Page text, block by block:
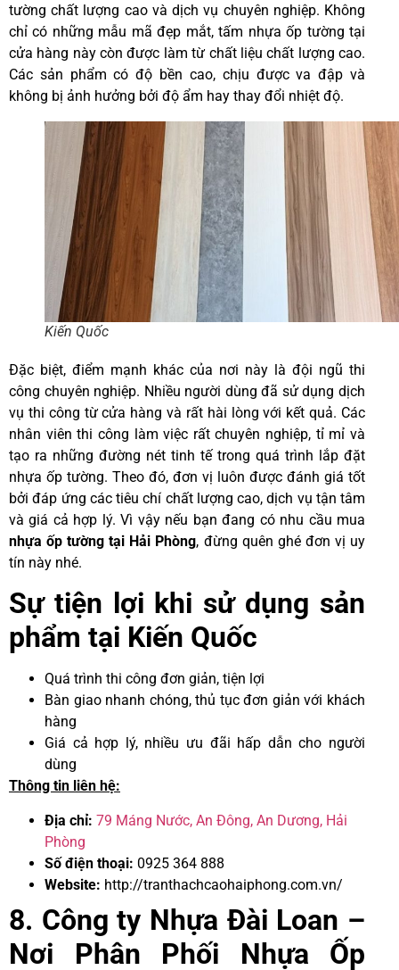
tường chất lượng cao và dịch vụ chuyên nghiệp. Không
chỉ có những mẫu mã đẹp mắt, tấm nhựa ốp tường tại
cửa hàng này còn được làm từ chất liệu chất lượng cao.
Các sản phẩm có độ bền cao, chịu được va đập và
không bị ảnh hưởng bởi độ ẩm hay thay đổi nhiệt độ.
Kiến Quốc
Đặc biệt, điểm mạnh khác của nơi này là đội ngũ thi
công chuyên nghiệp. Nhiều người dùng đã sử dụng dịch
vụ thi công từ cửa hàng và rất hài lòng với kết quả. Các
nhân viên thi công làm việc rất chuyên nghiệp, tỉ mỉ và
tạo ra những đường nét tinh tế trong quá trình lắp đặt
nhựa ốp tường. Theo đó, đơn vị luôn được đánh giá tốt
bởi đáp ứng các tiêu chí chất lượng cao, dịch vụ tận tâm
và giá cả hợp lý. Vì vậy nếu bạn đang có nhu cầu mua
nhựa ốp tường tại Hải Phòng, đừng quên ghé đơn vị uy
tín này nhé.
Sự tiện lợi khi sử dụng sản
phẩm tại Kiến Quốc
Quá trình thi công đơn giản, tiện lợi
Bàn giao nhanh chóng, thủ tục đơn giản với khách
hàng
Giá cả hợp lý, nhiều ưu đãi hấp dẫn cho người
dùng
Thông tin liên hệ:
Địa chỉ: 79 Máng Nước, An Đông, An Dương, Hải
Phòng
Số điện thoại: 0925 364 888
Website: http://tranthachcaohaiphong.com.vn/
8. Công ty Nhựa Đài Loan –
Nơi Phân Phối Nhựa Ốp